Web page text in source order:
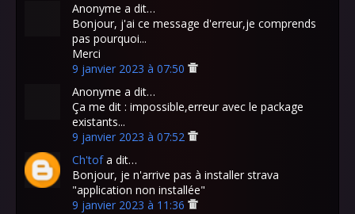
Anonyme a dit…
Bonjour, j'ai ce message d'erreur,je comprends
pas pourquoi...
Merci
9 janvier 2023 à 07:50
Anonyme a dit…
Ça me dit : impossible,erreur avec le package
existants...
9 janvier 2023 à 07:52
Ch'tofa dit…
Bonjour, je n'arrive pas à installer strava
"application non installée"
9 janvier 2023 à 11:36